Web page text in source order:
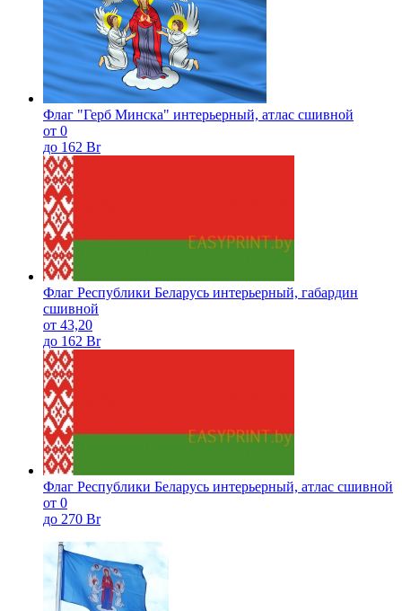
Флаг "Герб Минска" интерьерный, атлас сшивной
от 0
до 162 Br
Флаг Республики Беларусь интерьерный, габардин
сшивной
от 43,20
до 162 Br
Флаг Республики Беларусь интерьерный, атлас сшивной
от 0
до 270 Br